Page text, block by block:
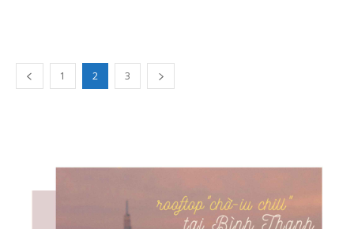
1 2 3